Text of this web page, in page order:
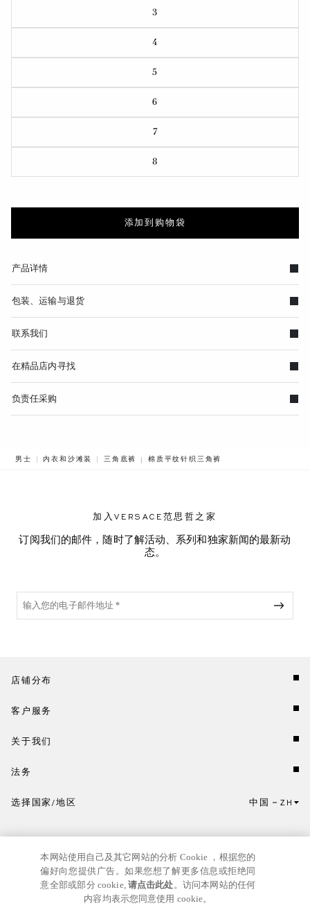
3
4
5
6
7
8
添加到购物袋
产品详情
包装、运输与退货
联系我们
在精品店内寻找
负责任采购
男士 内衣和沙滩装 三角底裤 BREADCRUMB.ADA.LABEL.CURRENT
棉质平纹针织三角裤
加入VERSACE范思哲之家
订阅我们的邮件，随时了解活动、系列和独家新闻的最新动
态。
店铺分布
客户服务
关于我们
法务
点击此处选择国家/地区和语言。
选择国家/地区 中国 ZH
本网站使用自己及其它网站的分析 Cookie ，根据您的
偏好向您提供广告。如果您想了解更多信息或拒绝同
意全部或部分 cookie,请点击此处。访问本网站的任何
内容均表示您同意使用 cookie。